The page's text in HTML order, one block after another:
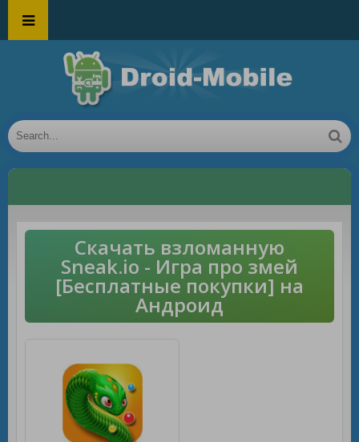
Скачать взломанную
Sneak.io - Игра про змей
[Бесплатные покупки] на
Андроид